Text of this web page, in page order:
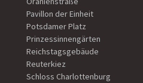
Pavillon der Einheit
Potsdamer Platz
Prinzessinnengärten
Reichstagsgebäude
Reuterkiez
Schloss Charlottenburg